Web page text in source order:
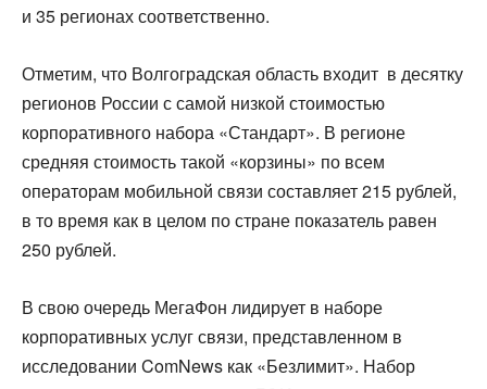
и 35 регионах соответственно.
Отметим, что Волгоградская область входит в десятку
регионов России с самой низкой стоимостью
корпоративного набора «Стандарт». В регионе
средняя стоимость такой «корзины» по всем
операторам мобильной связи составляет 215 рублей,
в то время как в целом по стране показатель равен
250 рублей.
В свою очередь МегаФон лидирует в наборе
корпоративных услуг связи, представленном в
исследовании ComNews как «Безлимит». Набор